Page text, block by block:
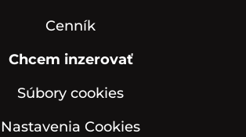
Cenník
Chcem inzerovať
Súbory cookies
Nastavenia Cookies